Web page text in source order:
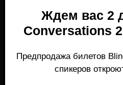
Место, где можно получить честный,